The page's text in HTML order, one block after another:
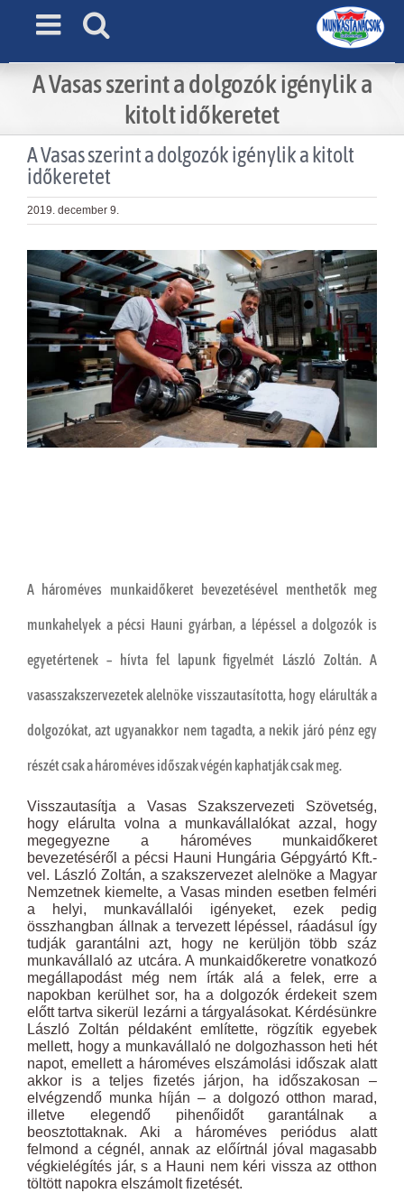
A Vasas szerint a dolgozók igénylik a
kitolt időkeretet
A Vasas szerint a dolgozók igénylik a kitolt
időkeretet
2019. december 9.
View
Larger
Image
A hároméves munkaidőkeret bevezetésével menthetők meg
munkahelyek a pécsi Hauni gyárban, a lépéssel a dolgozók is
egyetértenek – hívta fel lapunk figyelmét László Zoltán. A
vasasszakszervezetek alelnöke visszautasította, hogy elárulták a
dolgozókat, azt ugyanakkor nem tagadta, a nekik járó pénz egy
részét csak a hároméves időszak végén kaphatják csak meg.
Visszautasítja a Vasas Szakszervezeti Szövetség,
hogy elárulta volna a munkavállalókat azzal, hogy
megegyezne a hároméves munkaidőkeret
bevezetéséről a pécsi Hauni Hungária Gépgyártó Kft.-
vel. László Zoltán, a szakszervezet alelnöke a Magyar
Nemzetnek kiemelte, a Vasas minden esetben felméri
a helyi, munkavállalói igényeket, ezek pedig
összhangban állnak a tervezett lépéssel, ráadásul így
tudják garantálni azt, hogy ne kerüljön több száz
munkavállaló az utcára. A munkaidőkeretre vonatkozó
megállapodást még nem írták alá a felek, erre a
napokban kerülhet sor, ha a dolgozók érdekeit szem
előtt tartva sikerül lezárni a tárgyalásokat. Kérdésünkre
László Zoltán példaként említette, rögzítik egyebek
mellett, hogy a munkavállaló ne dolgozhasson heti hét
napot, emellett a hároméves elszámolási időszak alatt
akkor is a teljes fizetés járjon, ha időszakosan –
elvégzendő munka híján – a dolgozó otthon marad,
illetve elegendő pihenőidőt garantálnak a
beosztottaknak. Aki a hároméves periódus alatt
felmond a cégnél, annak az előírtnál jóval magasabb
végkielégítés jár, s a Hauni nem kéri vissza az otthon
töltött napokra elszámolt fizetését.